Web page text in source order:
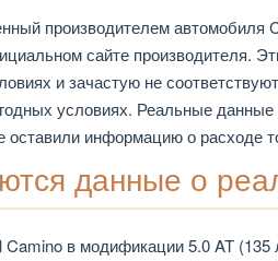
производителем автомобиля
сайте производителя.
и зачастую не
условиях. Реальные
оставили информацию о расходе
данные о
в модификации 5.0 AT (135